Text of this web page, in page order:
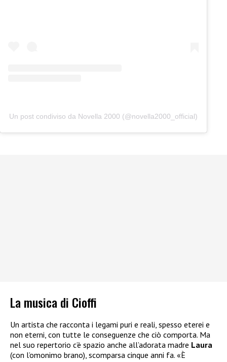
Un post condiviso da Novella 2000 (@novella2000_official)
La musica di Cioffi
Un artista che racconta i legami puri e reali, spesso eterei e
non eterni, con tutte le conseguenze che ciò comporta. Ma
nel suo repertorio c’è spazio anche all’adorata madre Laura
(con l’omonimo brano), scomparsa cinque anni fa. «È